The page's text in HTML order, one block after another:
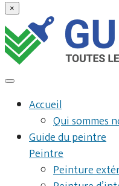
×
Accueil
Qui sommes
Guide du peintre
Peintre
Peinture